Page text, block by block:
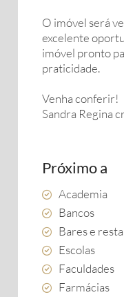
O imóvel será
excelente
imóvel pronto
praticidade.
Venha conferir!
Sandra Regina
Próximo a
Academia
Bancos
Bares e
Escolas
Faculdades
Farmácias